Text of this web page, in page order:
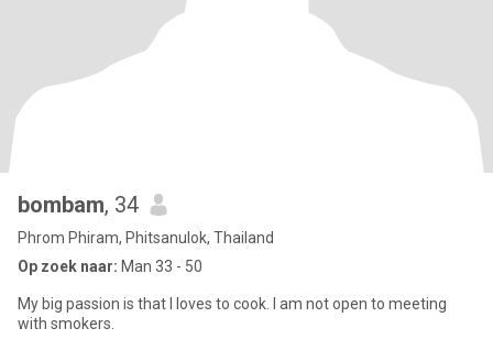
bombam, 34
Phrom Phiram, Phitsanulok, Thailand
Op zoek naar: Man 33 - 50
My big passion is that l loves to cook. I am not open to meeting
with smokers.